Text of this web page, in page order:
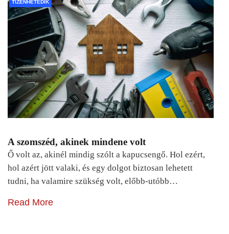
TIZENHETEDIK
A szomszéd, akinek mindene volt
Ő volt az, akinél mindig szólt a kapucsengő. Hol ezért,
hol azért jött valaki, és egy dolgot biztosan lehetett
tudni, ha valamire szükség volt, előbb-utóbb…
Read More